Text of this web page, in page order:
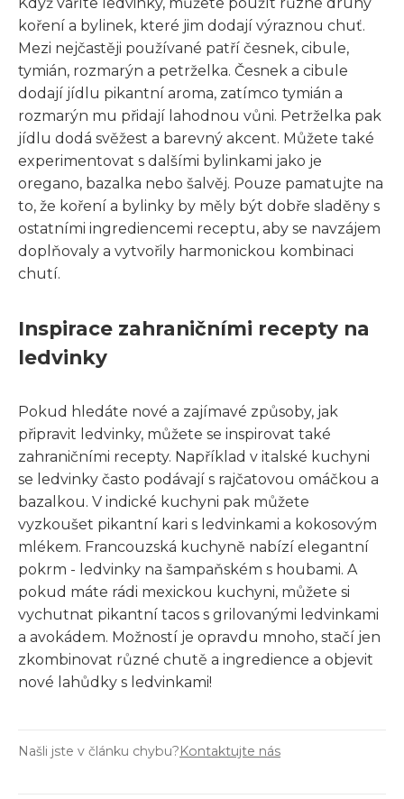
koření a bylinek, které jim dodají výraznou chuť.
Mezi nejčastěji používané patří česnek, cibule,
tymián, rozmarýn a petrželka. Česnek a cibule
dodají jídlu pikantní aroma, zatímco tymián a
rozmarýn mu přidají lahodnou vůni. Petrželka pak
jídlu dodá svěžest a barevný akcent. Můžete také
experimentovat s dalšími bylinkami jako je
oregano, bazalka nebo šalvěj. Pouze pamatujte na
to, že koření a bylinky by měly být dobře sladěny s
ostatními ingrediencemi receptu, aby se navzájem
doplňovaly a vytvořily harmonickou kombinaci
chutí.
Inspirace zahraničními recepty na
ledvinky
Pokud hledáte nové a zajímavé způsoby, jak
připravit ledvinky, můžete se inspirovat také
zahraničními recepty. Například v italské kuchyni
se ledvinky často podávají s rajčatovou omáčkou a
bazalkou. V indické kuchyni pak můžete
vyzkoušet pikantní kari s ledvinkami a kokosovým
mlékem. Francouzská kuchyně nabízí elegantní
pokrm - ledvinky na šampaňském s houbami. A
pokud máte rádi mexickou kuchyni, můžete si
vychutnat pikantní tacos s grilovanými ledvinkami
a avokádem. Možností je opravdu mnoho, stačí jen
zkombinovat různé chutě a ingredience a objevit
nové lahůdky s ledvinkami!
Našli jste v článku chybu?Kontaktujte nás